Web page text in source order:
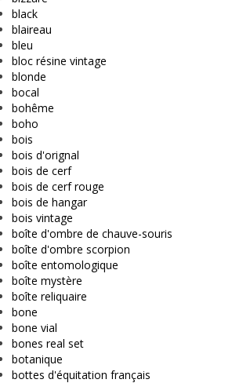
black
blaireau
bleu
bloc résine vintage
blonde
bocal
bohême
boho
bois
bois d'orignal
bois de cerf
bois de cerf rouge
bois de hangar
bois vintage
boîte d'ombre de chauve-souris
boîte d'ombre scorpion
boîte entomologique
boîte mystère
boîte reliquaire
bone
bone vial
bones real set
botanique
bottes d'équitation français